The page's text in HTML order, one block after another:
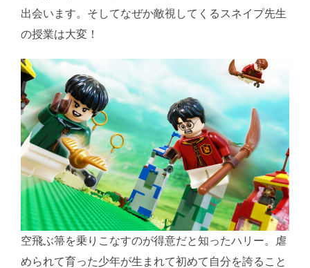
出会います。そしてなぜか敵視してくるスネイプ先生
の授業は大変！
空飛ぶ箒を乗りこなすのが得意だと知ったハリー。虐
められて育った少年が生まれて初めて自分を誇ること